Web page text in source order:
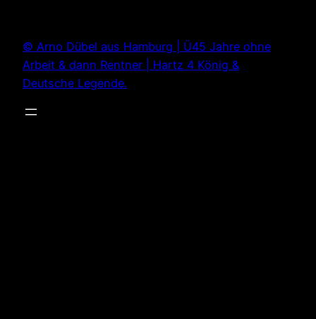
springen
© Arno Dübel aus Hamburg | Ü45 Jahre ohne
Arbeit & dann Rentner | Hartz 4 König &
Deutsche Legende.